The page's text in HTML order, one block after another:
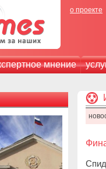
о проекте
мнение